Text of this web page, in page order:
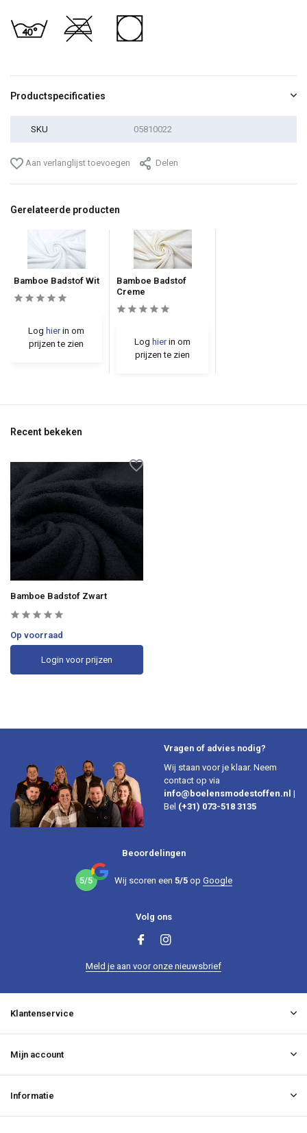
Productspecificaties
SKU 05810022
Aan verlanglijst toevoegen Delen
Gerelateerde producten
Bamboe Badstof Wit
Log hierin om
prijzen te zien
Bamboe Badstof
Creme
Log hierin om
prijzen te zien
Recent bekeken
Bamboe Badstof Zwart
Op voorraad
Login voor prijzen
Vragen of advies nodig?
Wij staan voor je klaar. Neem
contact op via
info@boelensmodestoffen.nl |
Bel (+31) 073-518 3135
Beoordelingen
5/5 Wij scoren een 5/5op Google
Volg ons
Meld je aan voor onze nieuwsbrief
Klantenservice
Mijn account
Informatie